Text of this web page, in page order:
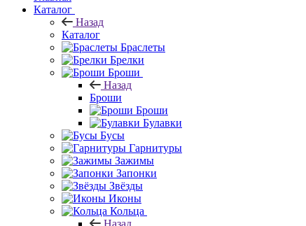
Каталог
Назад
Каталог
Браслеты
Брелки
Броши
Назад
Броши
Броши
Булавки
Бусы
Гарнитуры
Зажимы
Запонки
Звёзды
Иконы
Кольца
Назад